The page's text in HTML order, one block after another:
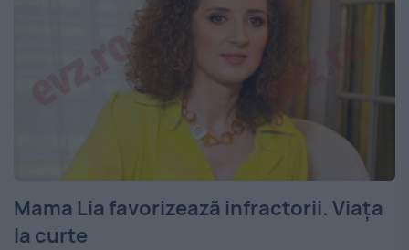
Mama Lia favorizează infractorii. Viața
la curte